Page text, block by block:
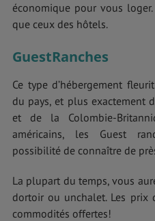
économique pour vous
que ceux des hôtels.
GuestRanches
Ce type d’hébergement
du pays, et plus exactement
et de la Colombie-
américains, les Guest
possibilité de connaître de
La plupart du temps, vous
dortoir ou unchalet. Les prix
commodités offertes!